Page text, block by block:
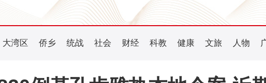
大湾区 侨乡 统战 社会 财经 科教 健康 文旅 人物